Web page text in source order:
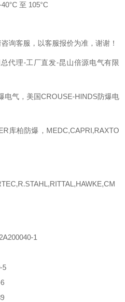
至 105°C
询客服，以客服报价为准，谢谢！
代理-工厂直发-昆山倍源电气有限
电气，美国CROUSE-HINDS防爆电
库柏防爆，MEDC,CAPRI,RAXTO
1
5